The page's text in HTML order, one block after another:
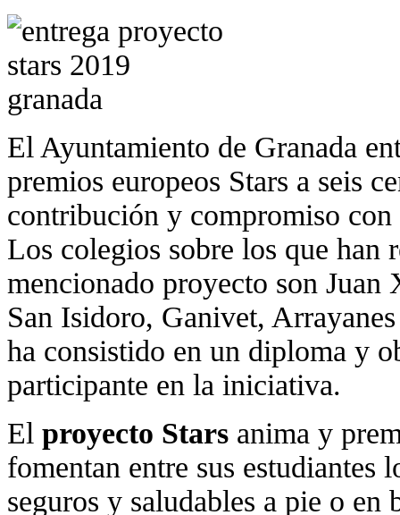
El Ayuntamiento de Granada
premios europeos Stars a seis
contribución y compromiso
Los colegios sobre los que han
mencionado proyecto son
San Isidoro, Ganivet,
ha consistido en un diploma y
participante en la iniciativa.
El proyecto Stars anima y
fomentan entre sus estudiantes
seguros y saludables a pie o